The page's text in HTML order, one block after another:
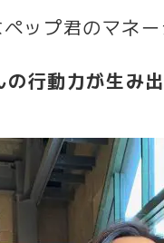
ペップ君のマネ
の行動力が生み